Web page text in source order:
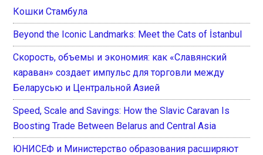
Кошки Стамбула
Beyond the Iconic Landmarks: Meet the Cats of İstanbul
Скорость, объемы и экономия: как «Славянский
караван» создает импульс для торговли между
Беларусью и Центральной Азией
Speed, Scale and Savings: How the Slavic Caravan Is
Boosting Trade Between Belarus and Central Asia
ЮНИСЕФ и Министерство образования расширяют